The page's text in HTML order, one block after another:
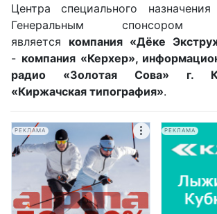
Центра специального
Генеральным спонсором
является компания «Дёке
- компания «Керхер»,
радио «Золотая Сова» г.
«Киржачская типография».
РЕКЛАМА РЕКЛАМА